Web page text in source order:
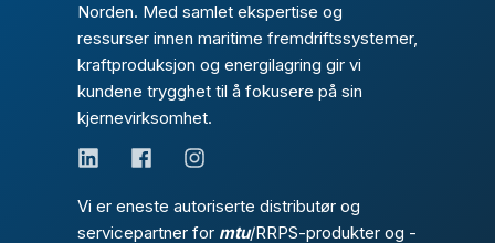
Norden. Med samlet ekspertise og
ressurser innen maritime fremdriftssystemer,
kraftproduksjon og energilagring gir vi
kundene trygghet til å fokusere på sin
kjernevirksomhet.
Vi er eneste autoriserte distributør og
servicepartner for mtu/RRPS-produkter og -